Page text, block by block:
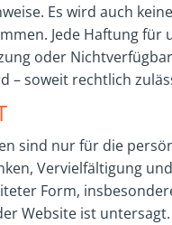
Es wird auch
Jede Haftung
oder
soweit rechtlich
sind nur für die
Vervielfältigung
Form,
Website ist untersagt.